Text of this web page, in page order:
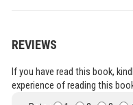
REVIEWS
If you have read this book,
experience of reading this